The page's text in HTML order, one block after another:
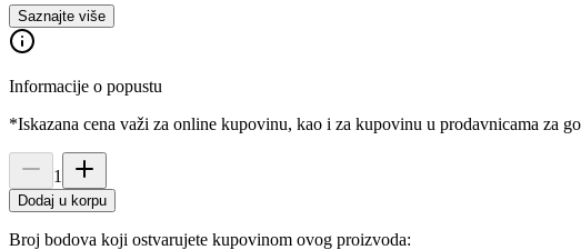
Saznajte više
Informacije o popustu
*Iskazana cena važi za online kupovinu, kao i za kupovinu u prodavnicama za
1
Dodaj u korpu
Broj bodova koji ostvarujete kupovinom ovog proizvoda: